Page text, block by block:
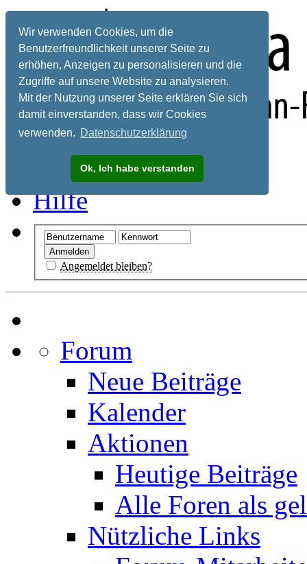
Wir verwenden Cookies, um die
Benutzerfreundlichkeit unserer Seite zu
erhöhen, Anzeigen zu personalisieren und die
Zugriffe auf unsere Website zu analysieren.
Mit der Nutzung unserer Seite erklären Sie sich
damit einverstanden, dass wir Cookies
verwenden. Datenschutzerklärung
Ok, Ich habe verstanden
Registrieren
Hilfe
Angemeldet bleiben?
Forum
Neue Beiträge
Kalender
Aktionen
Heutige Beiträge
Alle Foren als
Nützliche Links